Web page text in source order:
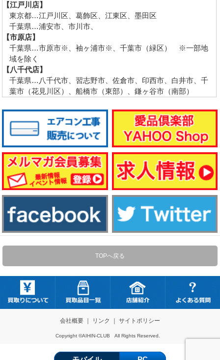
【江戸川店】
東京都…江戸川区、葛飾区、江東区、墨田区
千葉県…浦安市、市川市、
【市原店】
千葉県…市原市※、袖ヶ浦市※、千葉市（緑区） ※一部地
域を除く
【八千代店】
千葉県…八千代市、習志野市、佐倉市、印西市、白井市、千
葉市（花見川区）、船橋市（東部）、鎌ヶ谷市（南部）
TOPへ戻る
会社概要｜ リンク ｜ サイトポリシー
Copyright ©AIHIN-CLUB All Rights Reserved.